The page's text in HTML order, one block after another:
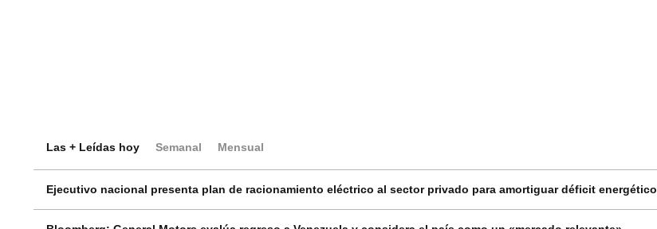
Las + Leídas hoy Semanal Mensual
Ejecutivo nacional presenta plan de racionamiento eléctrico al sector privado para amortiguar déficit energético